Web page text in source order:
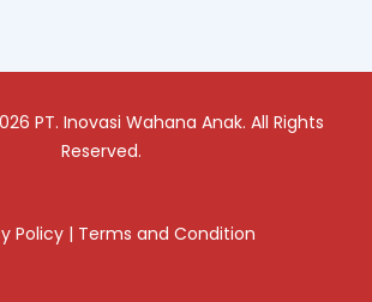
PT. Inovasi Wahana Anak. All Rights
Reserved.
Policy | Terms and Condition